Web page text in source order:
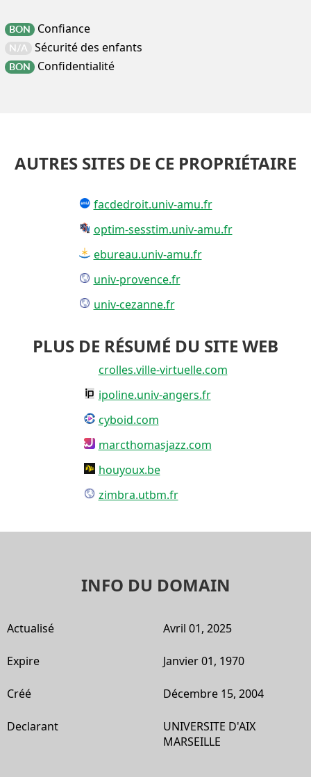
BON Confiance
N/A Sécurité des enfants
BON Confidentialité
AUTRES SITES DE CE PROPRIÉTAIRE
facdedroit.univ-amu.fr
optim-sesstim.univ-amu.fr
ebureau.univ-amu.fr
univ-provence.fr
univ-cezanne.fr
PLUS DE RÉSUMÉ DU SITE WEB
crolles.ville-virtuelle.com
ipoline.univ-angers.fr
cyboid.com
marcthomasjazz.com
houyoux.be
zimbra.utbm.fr
INFO DU DOMAIN
Actualisé Avril 01, 2025
Expire Janvier 01, 1970
Créé Décembre 15, 2004
Declarant
UNIVERSITE D'AIX
MARSEILLE